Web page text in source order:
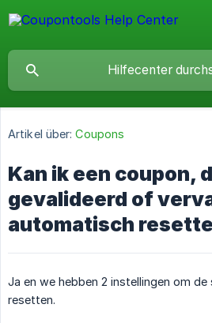
Artikel über: Coupons
Kan ik een coupon,
gevalideerd of
automatisch
Ja en we hebben 2 instellingen om
resetten.